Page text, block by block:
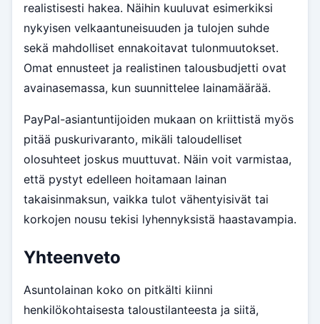
realistisesti hakea. Näihin kuuluvat esimerkiksi
nykyisen velkaantuneisuuden ja tulojen suhde
sekä mahdolliset ennakoitavat tulonmuutokset.
Omat ennusteet ja realistinen talousbudjetti ovat
avainasemassa, kun suunnittelee lainamäärää.
PayPal-asiantuntijoiden mukaan on kriittistä myös
pitää puskurivaranto, mikäli taloudelliset
olosuhteet joskus muuttuvat. Näin voit varmistaa,
että pystyt edelleen hoitamaan lainan
takaisinmaksun, vaikka tulot vähentyisivät tai
korkojen nousu tekisi lyhennyksistä haastavampia.
Yhteenveto
Asuntolainan koko on pitkälti kiinni
henkilökohtaisesta taloustilanteesta ja siitä,